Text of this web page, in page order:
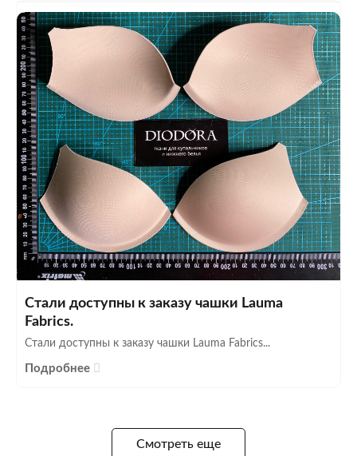
Стали доступны к заказу чашки Lauma
Fabrics.
Стали доступны к заказу чашки Lauma Fabrics...
Подробнее
Смотреть еще